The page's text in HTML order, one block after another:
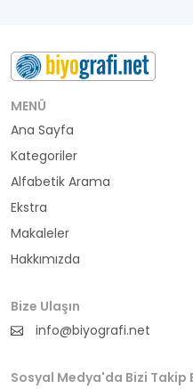
MENÜ
Ana Sayfa
Kategoriler
Alfabetik Arama
Ekstra
Makaleler
Hakkımızda
Bize Ulaşın
info@biyografi.net
Sosyal Medya'da Bizi Takip